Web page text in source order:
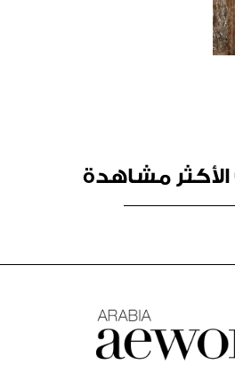
الأكثر مشاهدة